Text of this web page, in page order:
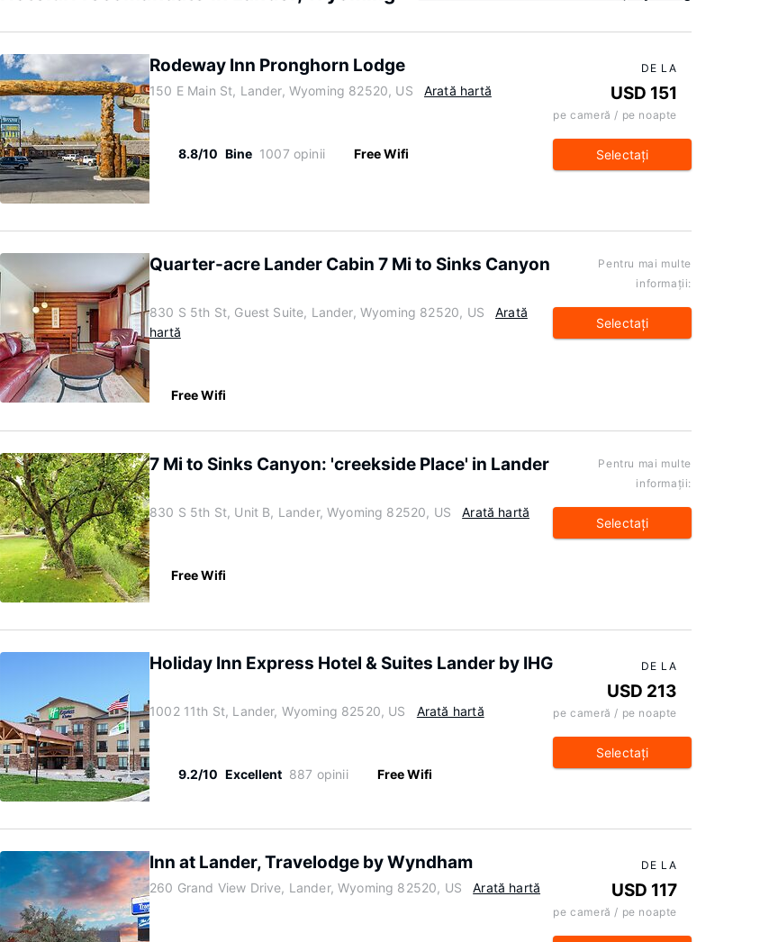
Rodeway Inn Pronghorn Lodge
150 E Main St, Lander, Wyoming 82520, US Arată hartă
8.8/10 Bine 1007 opinii Free Wifi
DE LA
USD 151
pe cameră / pe noapte
Selectaţi
Quarter-acre Lander Cabin 7 Mi to Sinks Canyon
830 S 5th St, Guest Suite, Lander, Wyoming 82520, US
Arată
hartă
Free Wifi
Pentru mai multe
informaţii:
Selectaţi
7 Mi to Sinks Canyon: 'creekside Place' in Lander
830 S 5th St, Unit B, Lander, Wyoming 82520, US Arată hartă
Free Wifi
Pentru mai multe
informaţii:
Selectaţi
Holiday Inn Express Hotel & Suites Lander by IHG
1002 11th St, Lander, Wyoming 82520, US Arată hartă
9.2/10 Excellent 887 opinii Free Wifi
DE LA
USD 213
pe cameră / pe noapte
Selectaţi
Inn at Lander, Travelodge by Wyndham
260 Grand View Drive, Lander, Wyoming 82520, US Arată hartă
DE LA
USD 117
pe cameră / pe noapte